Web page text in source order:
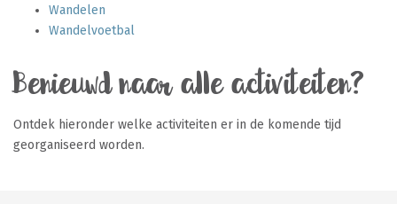
Wandelen
Wandelvoetbal
Benieuwd naar alle activiteiten?
Ontdek hieronder welke activiteiten er in de komende tijd
georganiseerd worden.